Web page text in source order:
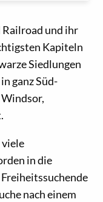
und ihr
Kapiteln
Siedlungen
ganz Süd-
viele
in die
nach einem